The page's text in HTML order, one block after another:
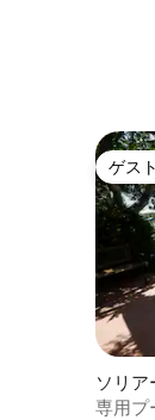
ゲス
ゲス
ソリア
ネの一
専用プ